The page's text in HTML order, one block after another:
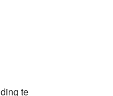
te